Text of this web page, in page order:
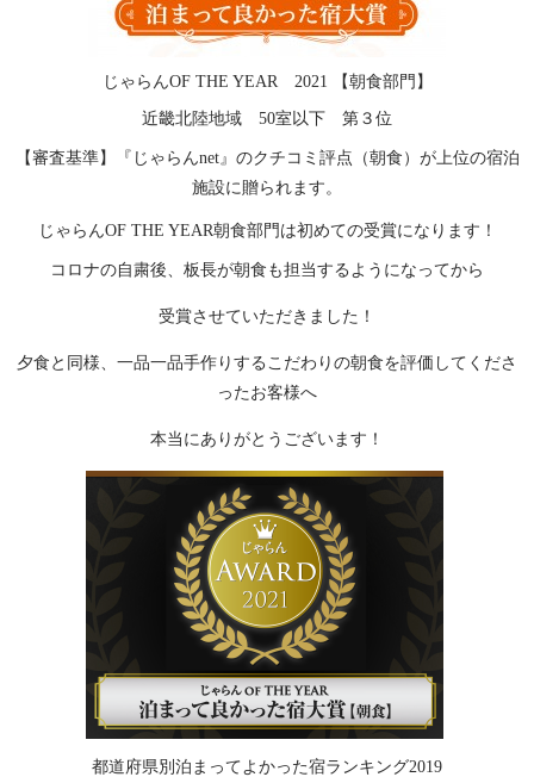
じゃらんOF THE YEAR 2021 【朝食部門】
近畿北陸地域 50室以下 第３位
【審査基準】『じゃらんnet』のクチコミ評点（朝食）が上位の宿泊
施設に贈られます。
じゃらんOF THE YEAR朝食部門は初めての受賞になります！
コロナの自粛後、板長が朝食も担当するようになってから
受賞させていただきました！
夕食と同様、一品一品手作りするこだわりの朝食を評価してくださ
ったお客様へ
本当にありがとうございます！
都道府県別泊まってよかった宿ランキング2019